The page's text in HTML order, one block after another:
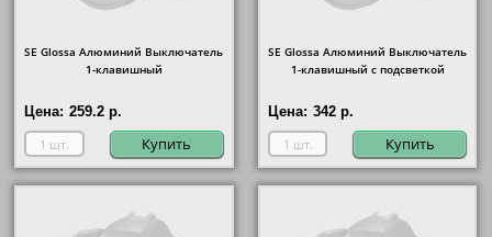
SE Glossa Алюминий Выключатель
1-клавишный
Цена: 259.2 р.
Купить
SE Glossa Алюминий Выключатель
1-клавишный с подсветкой
Цена: 342 р.
Купить